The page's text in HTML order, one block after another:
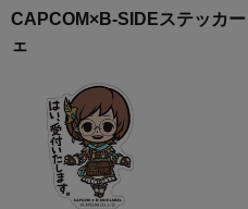
CAPCOM×B-SIDEステッカ
ェ